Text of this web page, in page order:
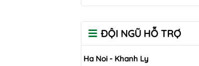
ĐỘI NGŨ HỖ TRỢ
Ha Noi - Khanh Ly